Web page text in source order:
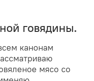
говядины.
канонам
мясо со